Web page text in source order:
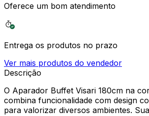
Oferece um bom atendimento
Entrega os produtos no prazo
Ver mais produtos do vendedor
Descrição
O Aparador Buffet Visari 180cm na
combina funcionalidade com design
para valorizar diversos ambientes.